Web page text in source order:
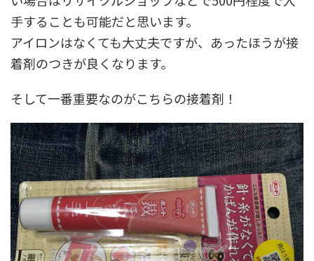
手することも可能だと思います。
アイロンはなくても大丈夫ですが、あったほうが接
着剤のつきが良くなります。
そして一番重要なのがこちらの接着剤！